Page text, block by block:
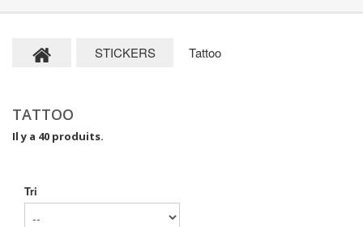
STICKERS Tattoo
TATTOO
Il y a 40 produits.
Tri